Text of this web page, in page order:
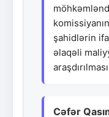
şahidlərin
əlaqəli
Cəfər